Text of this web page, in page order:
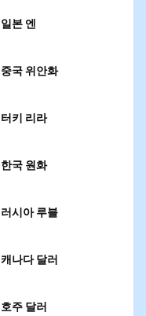
본 엔
국 위안화
키 리라
국 원화
시아 루블
나다 달러
주 달러